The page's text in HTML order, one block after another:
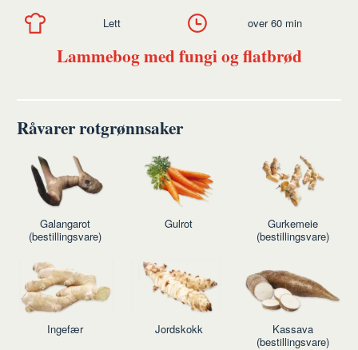
Lammebog med fungi og flatbrød
Lett over 60 min
Råvarer rotgrønnsaker
Galangarot
(bestillingsvare)
Gulrot
Gurkemeie
(bestillingsvare)
Ingefær Jordskokk
Kassava
(bestillingsvare)